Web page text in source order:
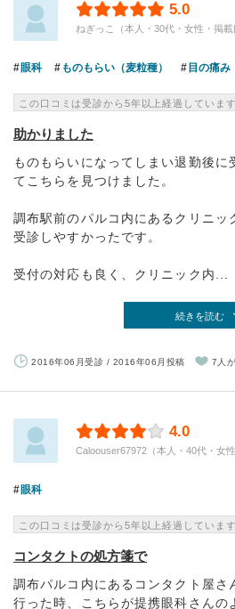
5.0
ねぎっこ（本人・30代・女性・掲載
眼科 ものもらい（麦粒種） 目の痛み
この口コミは受診から5年以上経過しています
助かりました
ものもらいになってしまい退勤後に
てこちらを見つけました。
調布駅前のパルコ内にあるクリニッ
受診しやすかったです。
受付の対応も良く、クリニック内...
続きを読む
2016年06月受診 / 2016年06月投稿 7人
4.0
Caloouser67972（本人・40代・女
眼科
この口コミは受診から5年以上経過しています
コンタクトの処方箋で
調布パルコ内にあるコンタクト屋さ
行った時、こちらが提携眼科さんの